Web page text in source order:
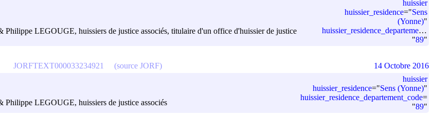
LEGOUGE, huissiers de justice associés, titulaire d'un office d'huissier de justice
huissier
huissier_residence="Sens
(Yonne)"
huissier_residence_departement_code
"89"
Philippe LEGOUGE, huissiers de justice associés
huissier
huissier_residence="Sens (Yonne)"
huissier_residence_departement_code=
"89"
JORFTEXT000033234921 (source JORF) 14 Octobre 2016